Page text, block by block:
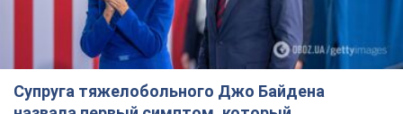
Супруга тяжелобольного Джо Байдена